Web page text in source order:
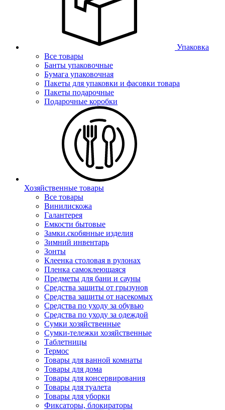
Упаковка
Все товары
Банты упаковочные
Бумага упаковочная
Пакеты для упаковки и фасовки товара
Пакеты подарочные
Подарочные коробки
Хозяйственные товары
Все товары
Винилискожа
Галантерея
Емкости бытовые
Замки.скобянные изделия
Зимний инвентарь
Зонты
Клеенка столовая в рулонах
Пленка самоклеющаяся
Предметы для бани и сауны
Средства защиты от грызунов
Средства защиты от насекомых
Средства по уходу за обувью
Средства по уходу за одеждой
Сумки хозяйственные
Сумки-тележки хозяйственные
Таблетницы
Термос
Товары для ванной комнаты
Товары для дома
Товары для консервирования
Товары для туалета
Товары для уборки
Фиксаторы, блокираторы